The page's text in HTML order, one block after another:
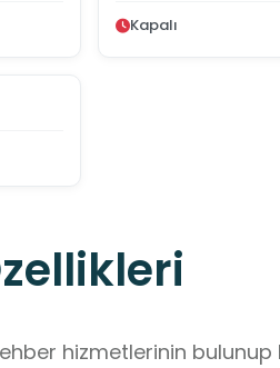
Kapalı
hizmetlerinin bulunup